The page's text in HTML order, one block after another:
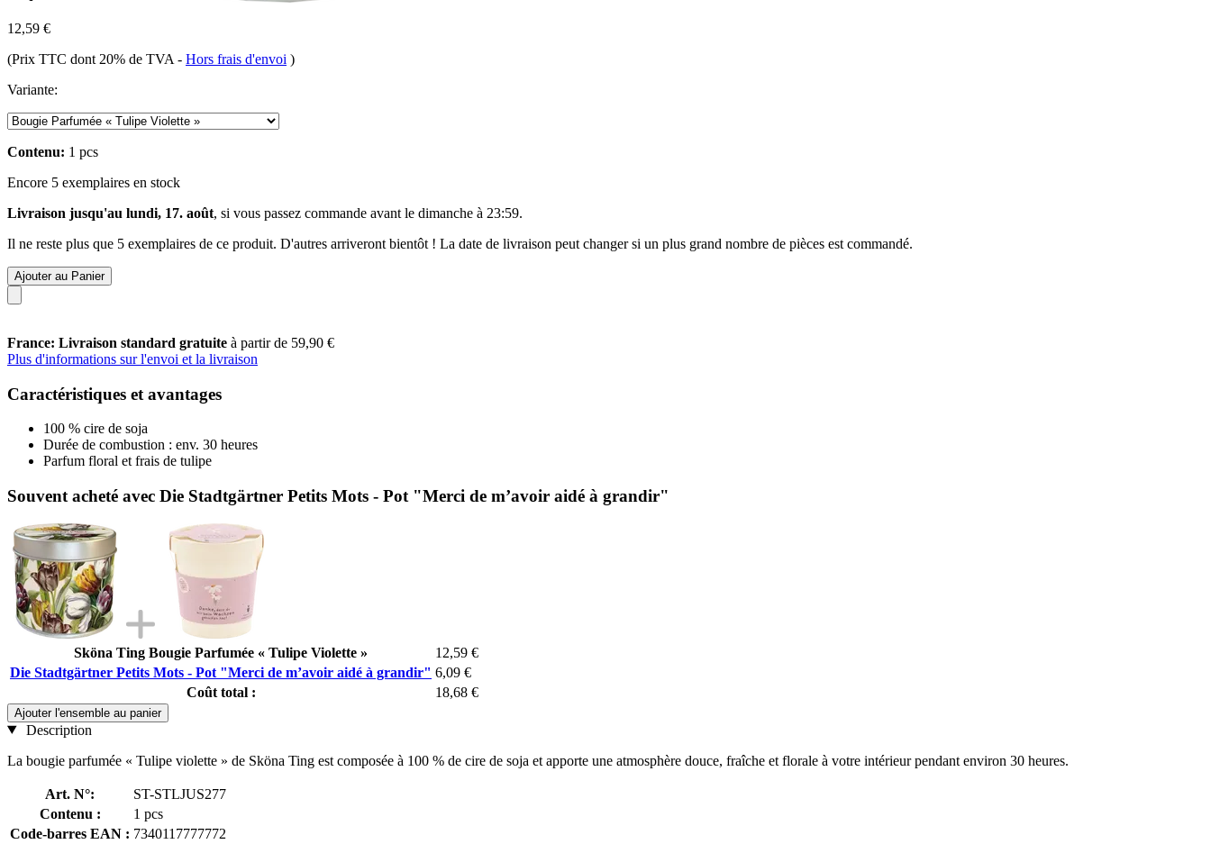
12,59 €
(Prix TTC dont 20% de TVA - Hors frais d'envoi )
Variante:
Contenu: 1 pcs
Encore 5 exemplaires en stock
Livraison jusqu'au lundi, 17. août, si vous passez commande avant le dimanche à 23:59.
Il ne reste plus que 5 exemplaires de ce produit. D'autres arriveront bientôt ! La date de livraison peut changer si un plus grand nombre de pièces est commandé.
Ajouter au Panier
France: Livraison standard gratuite à partir de 59,90 €
Plus d'informations sur l'envoi et la livraison
Caractéristiques et avantages
100 % cire de soja
Durée de combustion : env. 30 heures
Parfum floral et frais de tulipe
Souvent acheté avec Die Stadtgärtner Petits Mots - Pot "Merci de m’avoir aidé à grandir"
Sköna Ting Bougie Parfumée « Tulipe Violette »
12,59 €
Die Stadtgärtner Petits Mots - Pot "Merci de m’avoir aidé à grandir" 6,09 €
Coût total :
18,68 €
Ajouter l'ensemble au panier
Description
La bougie parfumée « Tulipe violette » de Sköna Ting est composée à 100 % de cire de soja et apporte une atmosphère douce, fraîche et florale à votre intérieur pendant environ 30 heures.
Art. N°:
ST-STLJUS277
Contenu :
1 pcs
Code-barres EAN : 7340117777772